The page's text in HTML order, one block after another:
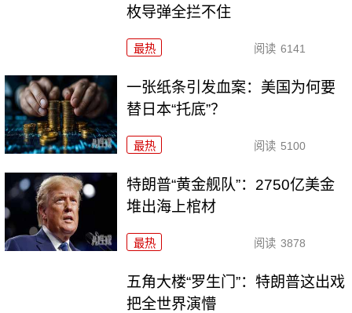
枚导弹全拦不住
最热 阅读 6141
一张纸条引发血案：美国为何要
替日本“托底”？
最热 阅读 5100
特朗普“黄金舰队”：2750亿美金
堆出海上棺材
最热 阅读 3878
五角大楼“罗生门”：特朗普这出戏
把全世界演懵